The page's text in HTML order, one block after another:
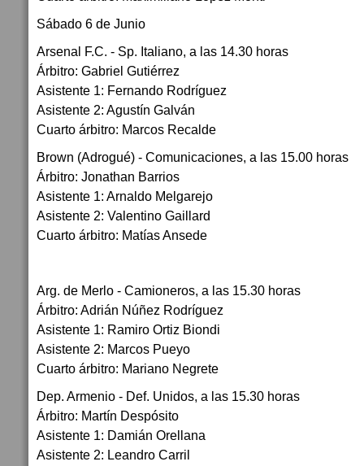
Sábado 6 de Junio
Arsenal F.C. - Sp. Italiano, a las 14.30 horas
Árbitro: Gabriel Gutiérrez
Asistente 1: Fernando Rodríguez
Asistente 2: Agustín Galván
Cuarto árbitro: Marcos Recalde
Brown (Adrogué) - Comunicaciones, a las 15.00 horas
Árbitro: Jonathan Barrios
Asistente 1: Arnaldo Melgarejo
Asistente 2: Valentino Gaillard
Cuarto árbitro: Matías Ansede
Arg. de Merlo - Camioneros, a las 15.30 horas
Árbitro: Adrián Núñez Rodríguez
Asistente 1: Ramiro Ortiz Biondi
Asistente 2: Marcos Pueyo
Cuarto árbitro: Mariano Negrete
Dep. Armenio - Def. Unidos, a las 15.30 horas
Árbitro: Martín Despósito
Asistente 1: Damián Orellana
Asistente 2: Leandro Carril